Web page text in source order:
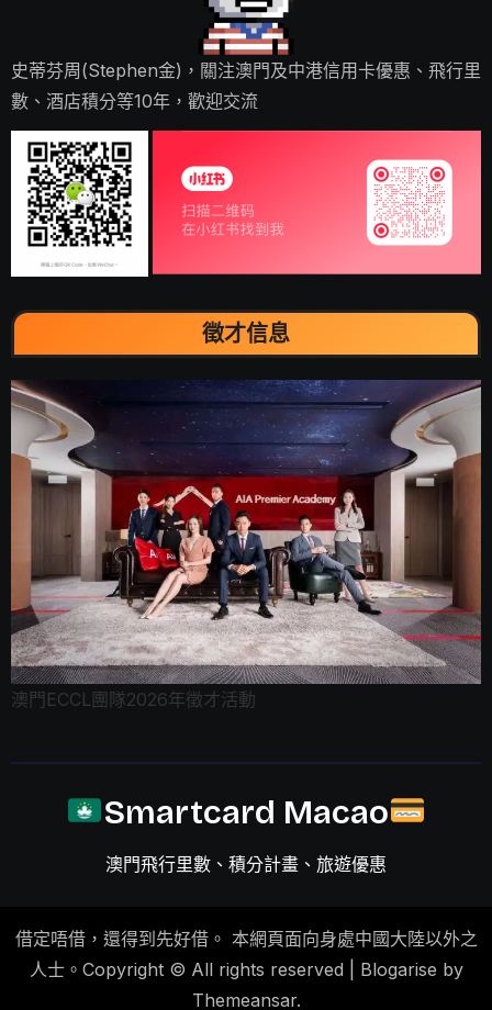
史蒂芬周(Stephen金)，關注澳門及中港信用卡優惠、飛行里
數、酒店積分等10年，歡迎交流
徵才信息
澳門ECCL團隊2026年徵才活動
Smartcard Macao
澳門飛行里數、積分計畫、旅遊優惠
借定唔借，還得到先好借。 本網頁面向身處中國大陸以外之
人士。Copyright © All rights reserved
Blogarise by
Themeansar.